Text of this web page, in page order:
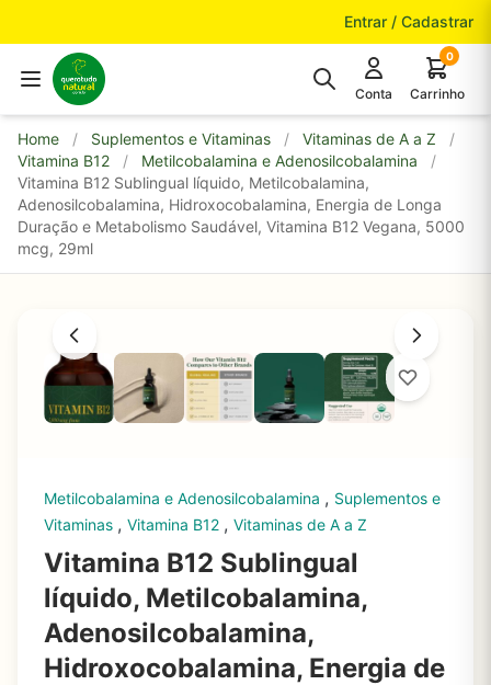
Entrar / Cadastrar
Conta
0
Carrinho
Home / Suplementos e Vitaminas / Vitaminas de A a Z
/
Vitamina B12
/ Metilcobalamina e Adenosilcobalamina
/
Vitamina B12 Sublingual líquido, Metilcobalamina,
Adenosilcobalamina, Hidroxocobalamina, Energia de Longa
Duração e Metabolismo Saudável, Vitamina B12 Vegana, 5000
mcg, 29ml
Metilcobalamina e Adenosilcobalamina , Suplementos e
Vitaminas , Vitamina B12 , Vitaminas de A a Z
Vitamina B12 Sublingual
líquido, Metilcobalamina,
Adenosilcobalamina,
Hidroxocobalamina, Energia de